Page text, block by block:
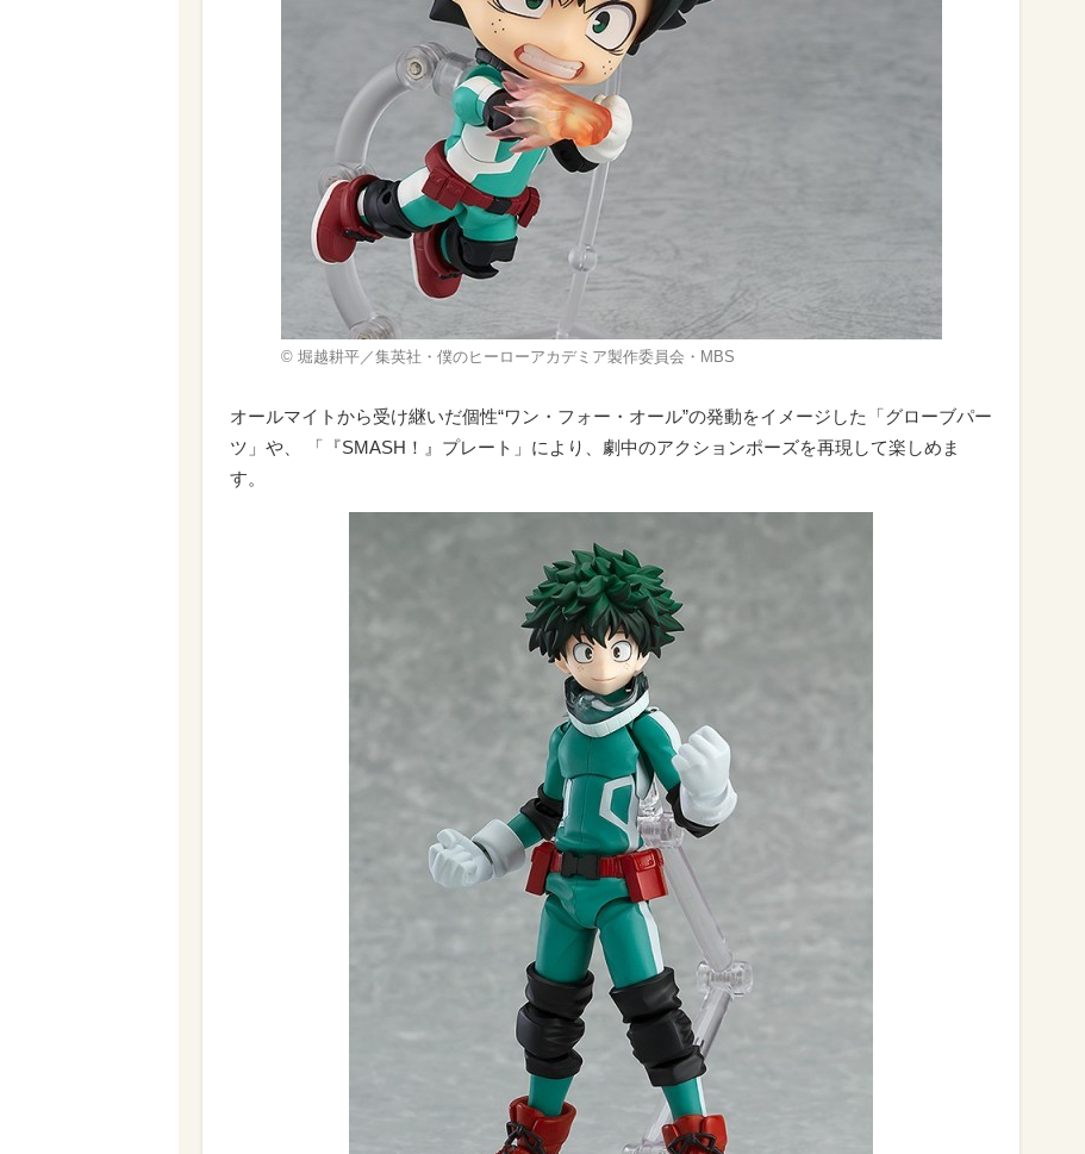
© 堀越耕平／集英社・僕のヒーローアカデミア製作委員会・MBS
オールマイトから受け継いだ個性“ワン・フォー・オール”の発動をイメージした「グローブパー
ツ」や、 「『SMASH！』プレート」により、劇中のアクションポーズを再現して楽しめま
す。